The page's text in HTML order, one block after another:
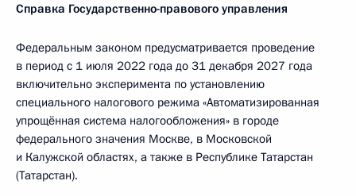
Справка Государственно-правового управления
Федеральным законом предусматривается проведение
в период с 1 июля 2022 года до 31 декабря 2027 года
включительно эксперимента по установлению
специального налогового режима «Автоматизированная
упрощённая система налогообложения» в городе
федерального значения Москве, в Московской
и Калужской областях, а также в Республике Татарстан
(Татарстан).